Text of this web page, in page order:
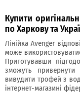
Купити
по Харкову та
Лінійка Avenger
може
Приготувавши
зможуть
вивудити трофей з
інтернет-магазині